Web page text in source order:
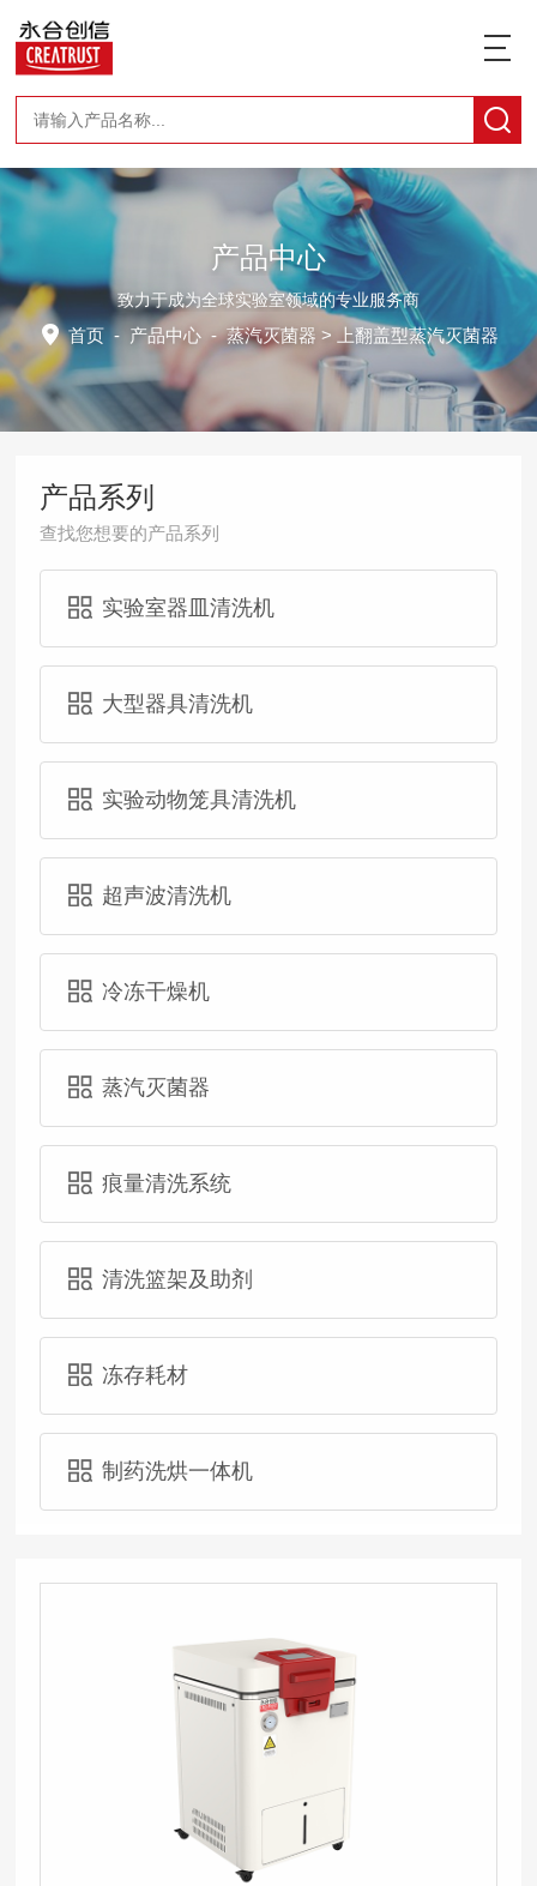
产品中心
致力于成为全球实验室领域的专业服务商
首页 - 产品中心 -蒸汽灭菌器 > 上翻盖型蒸汽灭菌器
产品系列
查找您想要的产品系列
实验室器皿清洗机
大型器具清洗机
实验动物笼具清洗机
超声波清洗机
冷冻干燥机
蒸汽灭菌器
痕量清洗系统
清洗篮架及助剂
冻存耗材
制药洗烘一体机